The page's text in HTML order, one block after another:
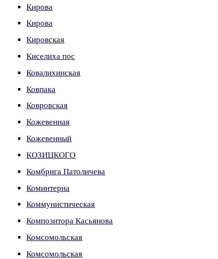
Кирова
Кирова
Кировская
Киселиха пос
Ковалихинская
Ковпака
Ковровская
Кожевенная
Кожевенный
КОЗИЦКОГО
Комбрига Патоличева
Коминтерна
Коммунистическая
Композитора Касьянова
Комсомольская
Комсомольская